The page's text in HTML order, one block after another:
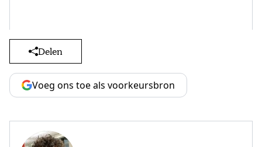
Delen
Voeg ons toe als voorkeursbron